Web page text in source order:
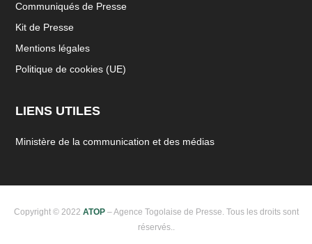
Communiqués de Presse
Kit de Presse
Mentions légales
Politique de cookies (UE)
LIENS UTILES
Ministère de la communication et des médias
Copyright © 2022 ATOP– Agence Togolaise de Presse. Tous les droits sont
réservés..